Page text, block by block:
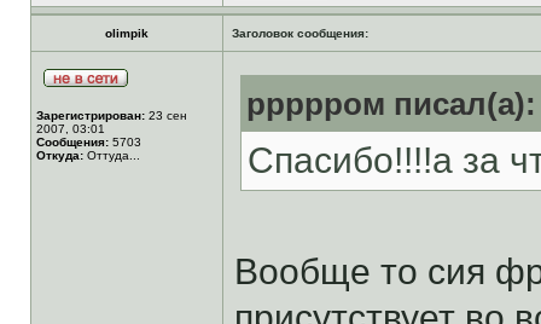
olimpik Заголовок сообщения:
Зарегистрирован: 23 сен
2007, 03:01
Сообщения: 5703
Откуда: Оттуда...
ррррром писал(а):
Спасибо!!!!а за
Вообще то сия